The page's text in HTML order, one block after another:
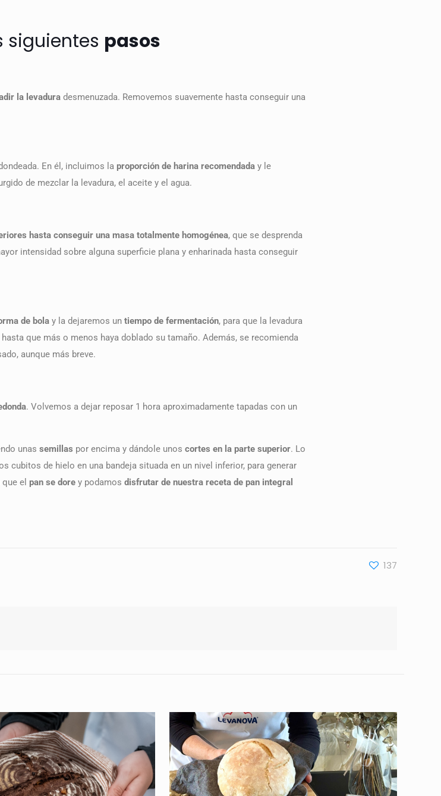
siguientes pasos
la levadura desmenuzada. Removemos suavemente hasta conseguir una
En él, incluimos la proporción de harina recomendada y le
de mezclar la levadura, el aceite y el agua.
hasta conseguir una masa totalmente homogénea, que se desprenda
intensidad sobre alguna superficie plana y enharinada hasta conseguir
de bola y la dejaremos un tiempo de fermentación, para que la levadura
que más o menos haya doblado su tamaño. Además, se recomienda
aunque más breve.
. Volvemos a dejar reposar 1 hora aproximadamente tapadas con un
unas semillas por encima y dándole unos cortes en la parte superior. Lo
cubitos de hielo en una bandeja situada en un nivel inferior, para generar
el pan se dore y podamos disfrutar de nuestra receta de pan integral
137